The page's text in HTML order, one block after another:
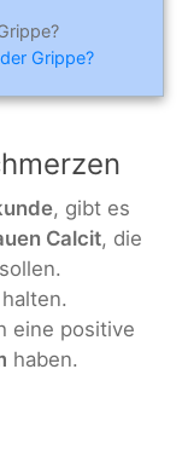
Grippe?
, gibt es
Calcit, die
eine positive
haben.